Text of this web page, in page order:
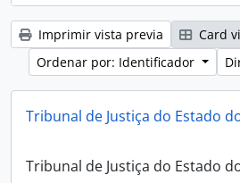
Imprimir vista previa Card
Ordenar por: Identificador
Tribunal de Justiça do Estado
Tribunal de Justiça do Estado